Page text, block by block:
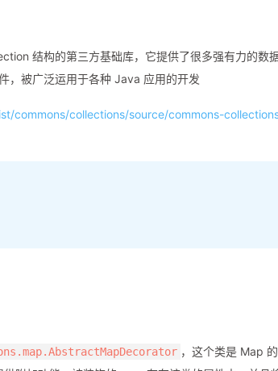
结构的第三方基础库，它提供了很多强有力的数
，被广泛运用于各种 Java 应用的开发
commons/collections/source/commons-
，这个类是 Map